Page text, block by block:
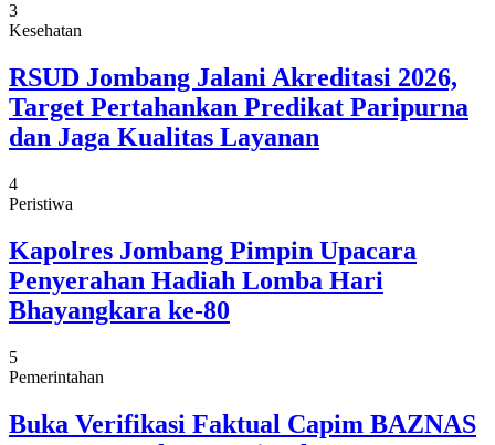
3
Kesehatan
RSUD Jombang Jalani Akreditasi 2026,
Target Pertahankan Predikat Paripurna
dan Jaga Kualitas Layanan
4
Peristiwa
Kapolres Jombang Pimpin Upacara
Penyerahan Hadiah Lomba Hari
Bhayangkara ke-80
5
Pemerintahan
Buka Verifikasi Faktual Capim BAZNAS